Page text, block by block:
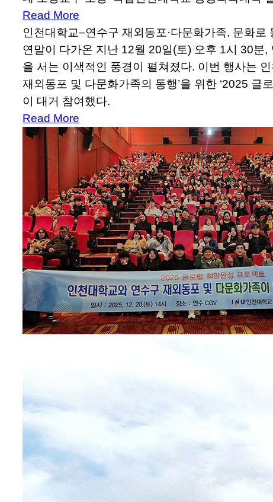
Read More
인천대학교–연수구 재외동포·다문화가족, 문화로
연말이 다가온 지난 12월 20일(토) 오후 1시 30분
을 서는 이색적인 풍경이 펼쳐졌다. 이번 행사는
재외동포 및 다문화가족의 동행’을 위한 ‘2025
이 대거 참여했다.
Read More